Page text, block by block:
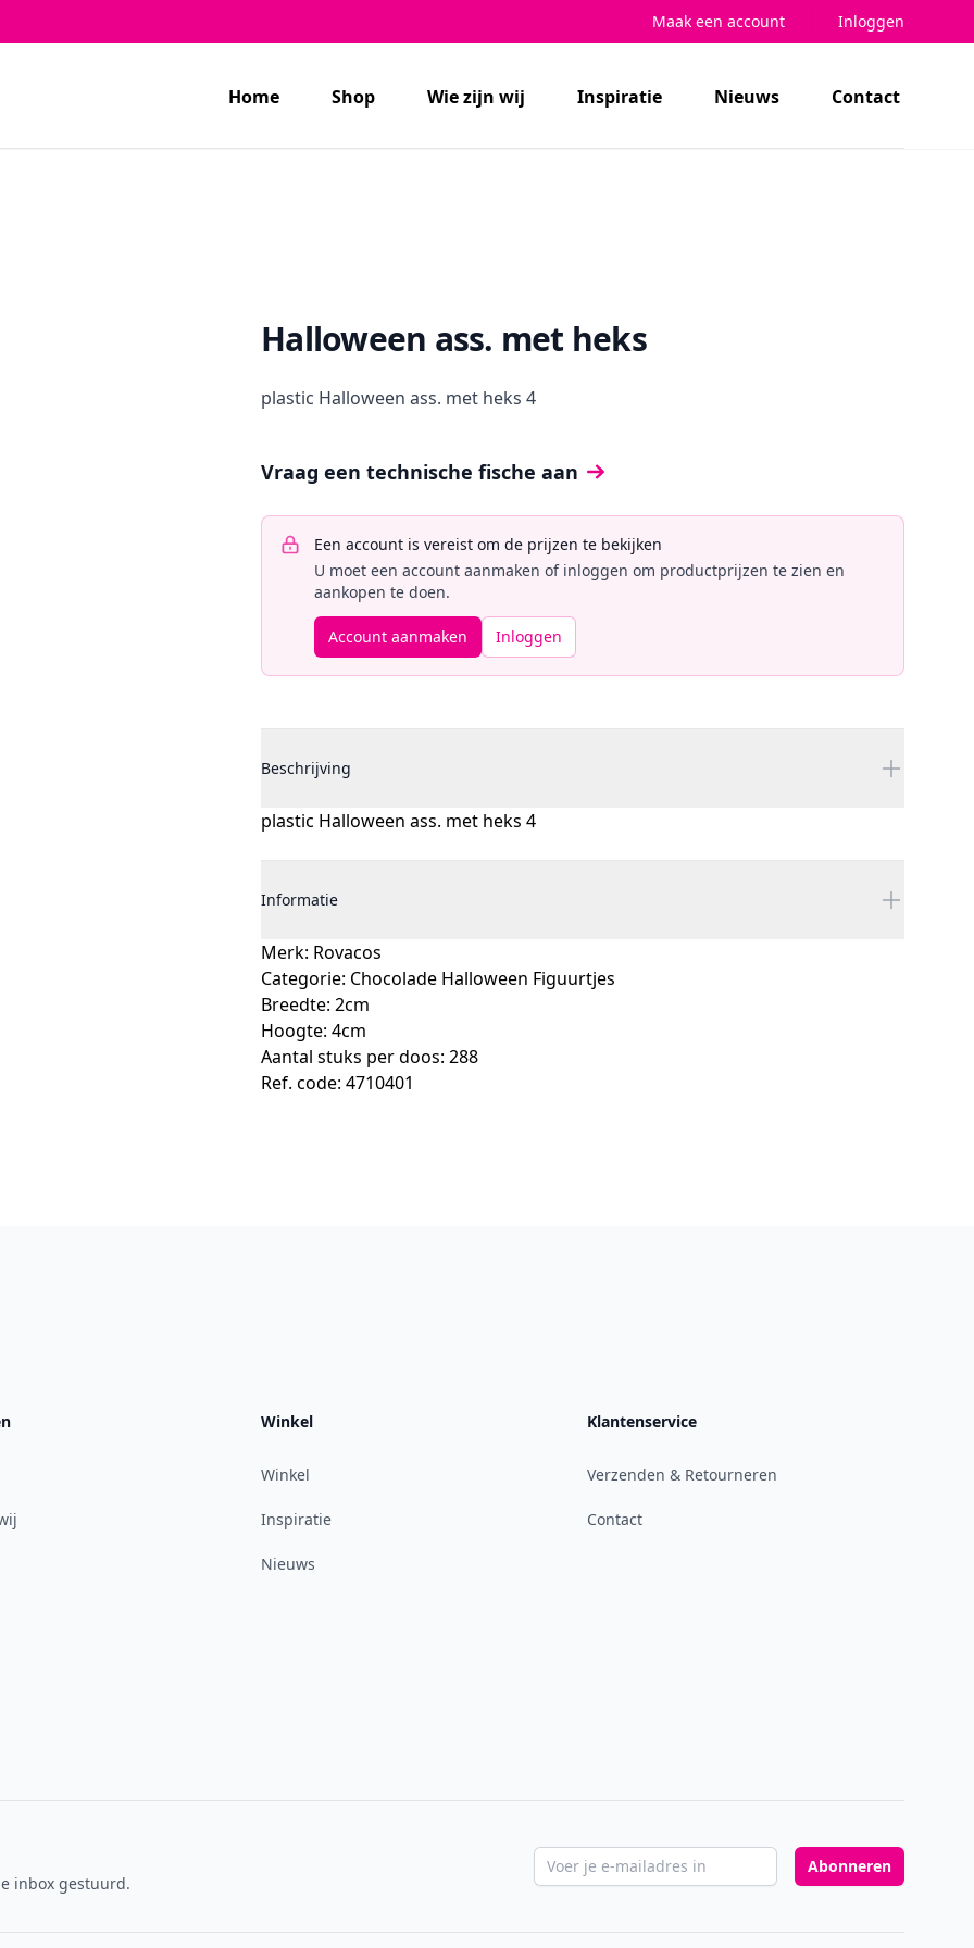
Maak een account Inloggen
Home Shop Wie zijn wij Inspiratie Nieuws Contact
Halloween ass. met heks
plastic Halloween ass. met heks 4
Vraag een technische fische aan
Een account is vereist om de prijzen te bekijken
U moet een account aanmaken of inloggen om productprijzen te zien en
aankopen te doen.
Account aanmaken Inloggen
Beschrijving
plastic Halloween ass. met heks 4
Informatie
Merk: Rovacos
Categorie: Chocolade Halloween Figuurtjes
Breedte: 2cm
Hoogte: 4cm
Aantal stuks per doos: 288
Ref. code: 4710401
Winkel
Winkel
Inspiratie
Nieuws
Klantenservice
Verzenden & Retourneren
Contact
inbox gestuurd.
E-mailadres Abonneren